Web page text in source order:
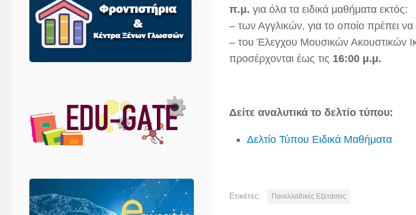
π.μ. για όλα τα ειδικά μαθήματα εκτός:
– των Αγγλικών, για το οποίο πρέπει να
– του Έλεγχου Μουσικών Ακουστικών
προσέρχονται έως τις 16:00 μ.μ.
Δείτε αναλυτικά το δελτίο τύπου:
Δελτίο Τύπου Ειδικά Μαθήματα
Ετικέτες: Πανελλαδικές Εξετάσεις